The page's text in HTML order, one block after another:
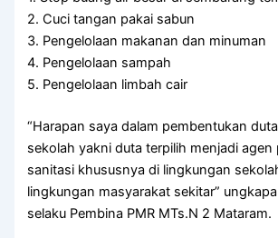
2. Cuci tangan pakai sabun
3. Pengelolaan makanan dan minuman
4. Pengelolaan sampah
5. Pengelolaan limbah cair
“Harapan saya dalam pembentukan
sekolah yakni duta terpilih menjadi agen
sanitasi khususnya di lingkungan
lingkungan masyarakat sekitar”
selaku Pembina PMR MTs.N 2 Mataram.